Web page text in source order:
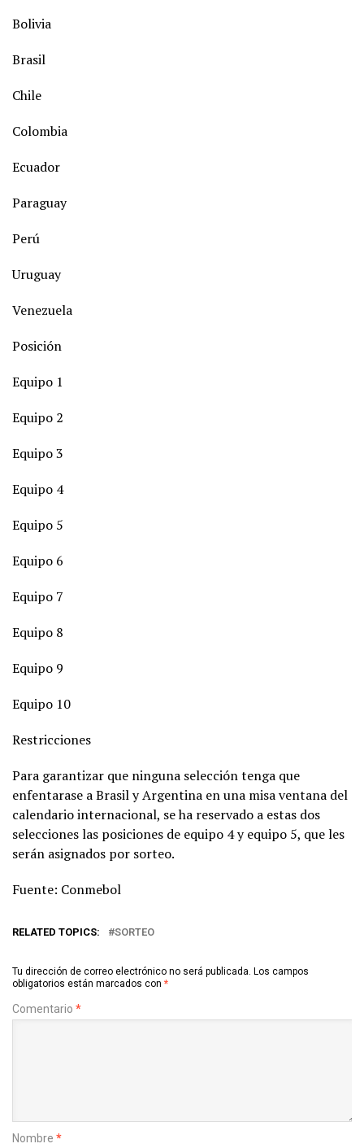
Bolivia
Brasil
Chile
Colombia
Ecuador
Paraguay
Perú
Uruguay
Venezuela
Posición
Equipo 1
Equipo 2
Equipo 3
Equipo 4
Equipo 5
Equipo 6
Equipo 7
Equipo 8
Equipo 9
Equipo 10
Restricciones
Para garantizar que ninguna selección tenga que
enfentarase a Brasil y Argentina en una misa ventana del
calendario internacional, se ha reservado a estas dos
selecciones las posiciones de equipo 4 y equipo 5, que les
serán asignados por sorteo.
Fuente: Conmebol
RELATED TOPICS: SORTEO
Tu dirección de correo electrónico no será publicada. Los campos
obligatorios están marcados con *
Comentario *
Nombre *